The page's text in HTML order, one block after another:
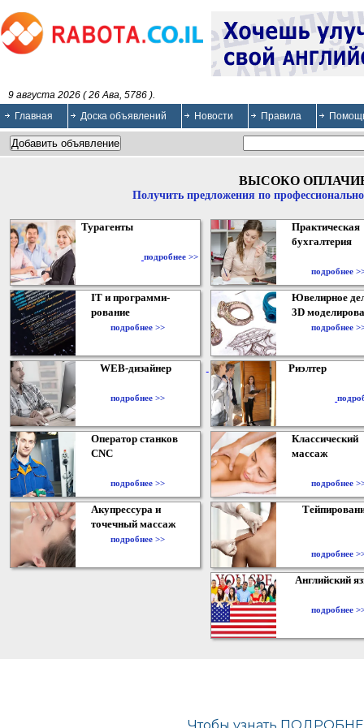
9 августа 2026 ( 26 Ава, 5786 ).
Главная
Доска объявлений Новости Правила
ВЫСОКО
Получить предложения по
Турагенты
подробнее >>
Практическая
бухгалтерия
подробнее
IT и программи-
рование
подробнее >>
Ювелирное
3D
подробнее
WEB-дизайнер
подробнее >>
Риэлтер
Оператор станков
CNC
подробнее >>
Классический
массаж
подробнее
Акупрессура и
точечный массаж
подробнее >>
подробнее
Английский
подробнее